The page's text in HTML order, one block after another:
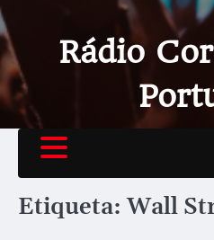
Rádio
Etiqueta:Wall